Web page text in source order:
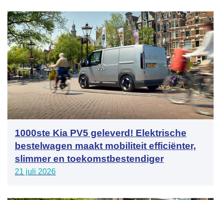
1000ste Kia PV5 geleverd! Elektrische
bestelwagen maakt mobiliteit efficiënter,
slimmer en toekomstbestendiger
21 juli 2026